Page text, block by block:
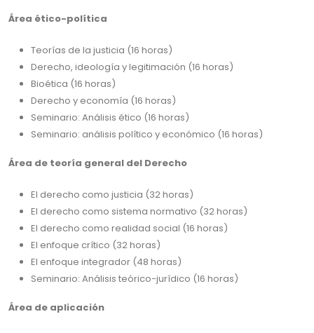
Área ético-política
Teorías de la justicia (16 horas)
Derecho, ideología y legitimación (16 horas)
Bioética (16 horas)
Derecho y economía (16 horas)
Seminario: Análisis ético (16 horas)
Seminario: análisis político y económico (16 horas)
Área de teoría general del Derecho
El derecho como justicia (32 horas)
El derecho como sistema normativo (32 horas)
El derecho como realidad social (16 horas)
El enfoque crítico (32 horas)
El enfoque integrador (48 horas)
Seminario: Análisis teórico-jurídico (16 horas)
Área de aplicación